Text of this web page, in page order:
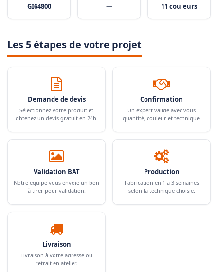
GI64800 — 11 couleurs
Les 5 étapes de votre projet
Demande de devis
Sélectionnez votre produit et
obtenez un devis gratuit en 24h.
Confirmation
Un expert valide avec vous
quantité, couleur et technique.
Validation BAT
Notre équipe vous envoie un bon
à tirer pour validation.
Production
Fabrication en 1 à 3 semaines
selon la technique choisie.
Livraison
Livraison à votre adresse ou
retrait en atelier.